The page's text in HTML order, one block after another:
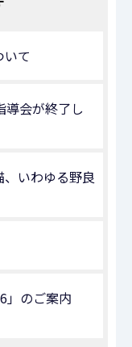
て
導会が終了し
いわゆる野良
」のご案内